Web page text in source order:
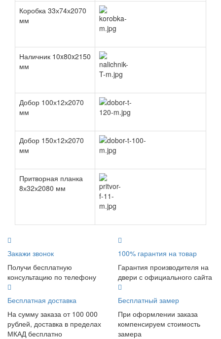
Коробка 33х74х2070
мм
Наличник 10x80x2150
мм
Добор 100х12х2070
мм
Добор 150х12х2070
мм
Притворная планка
8х32х2080 мм
Закажи звонок
Получи бесплатную
консультацию по телефону
100% гарантия на товар
Гарантия производителя на
двери с официального сайта
Бесплатная доставка
На сумму заказа от 100 000
рублей, доставка в пределах
МКАД бесплатно
Бесплатный замер
При оформлении заказа
компенсируем стоимость
замера